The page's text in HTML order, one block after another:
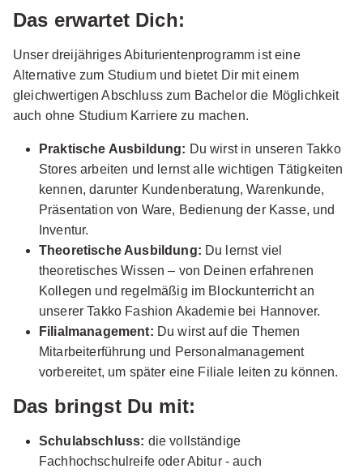
Abiturientenprogramm Handelsfachwirt
(m/w/d) Ausbildung 2026
Takko Fashion
01.08.2026
37115 Duderstadt
Ausbildung zum Handelsfachwirt (m/w/d),
Göttingen 2026
Deichmann SE
01.08.2026
37073 Göttingen
Das erwartet Dich:
Unser dreijähriges Abiturientenprogramm ist eine
Alternative zum Studium und bietet Dir mit einem
gleichwertigen Abschluss zum Bachelor die Möglichkeit
auch ohne Studium Karriere zu machen.
Praktische Ausbildung: Du wirst in unseren Takko
Stores arbeiten und lernst alle wichtigen Tätigkeiten
kennen, darunter Kundenberatung, Warenkunde,
Präsentation von Ware, Bedienung der Kasse, und
Inventur.
Theoretische Ausbildung: Du lernst viel
theoretisches Wissen – von Deinen erfahrenen
Kollegen und regelmäßig im Blockunterricht an
unserer Takko Fashion Akademie bei Hannover.
Filialmanagement: Du wirst auf die Themen
Mitarbeiterführung und Personalmanagement
vorbereitet, um später eine Filiale leiten zu können.
Das bringst Du mit:
Schulabschluss: die vollständige
Fachhochschulreife oder Abitur - auch